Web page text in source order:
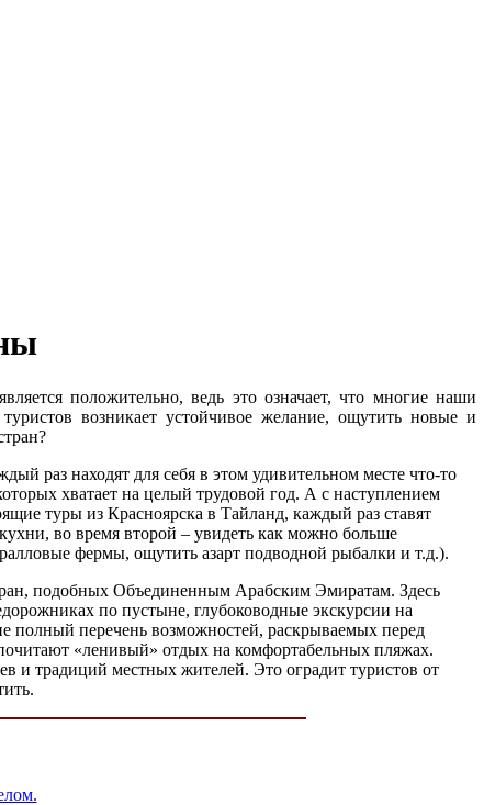
положительно, ведь это означает, что многие наши
возникает устойчивое желание, ощутить новые и
раз находят для себя в этом удивительном месте что-то
хватает на целый трудовой год. А с наступлением
туры из Красноярска в Тайланд, каждый раз ставят
во время второй – увидеть как можно больше
фермы, ощутить азарт подводной рыбалки и т.д.).
подобных Объединенным Арабским Эмиратам. Здесь
по пустыне, глубоководные экскурсии на
полный перечень возможностей, раскрываемых перед
«ленивый» отдых на комфортабельных пляжах.
и традиций местных жителей. Это оградит туристов от